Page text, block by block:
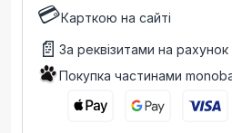
💳Карткою на сайті
📄 За реквізитами на
Покупка частинами